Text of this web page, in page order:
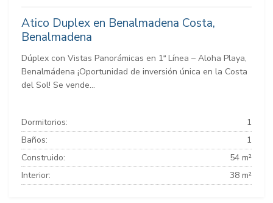
Atico Duplex en Benalmadena Costa,
Benalmadena
Dúplex con Vistas Panorámicas en 1ª Línea – Aloha Playa,
Benalmádena ¡Oportunidad de inversión única en la Costa
del Sol! Se vende...
Dormitorios:
1
Baños:
1
Construido:
54 m²
Interior:
38 m²